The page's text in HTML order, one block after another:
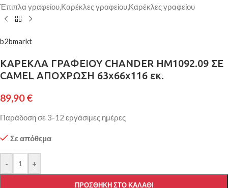
Έπιπλα γραφείου,Καρέκλες γραφείου,Καρέκλες γραφείου
b2bmarkt
ΚΑΡΕΚΛΑ ΓΡΑΦΕΙΟΥ CHANDER HM1092.09 ΣΕ
CAMEL ΑΠΟΧΡΩΣΗ 63x66x116 εκ.
89,90€
Παράδοση σε 3-12 εργάσιμες ημέρες
Σε απόθεμα
- +
ΠΡΟΣΘΉΚΗ ΣΤΟ ΚΑΛΆΘΙ